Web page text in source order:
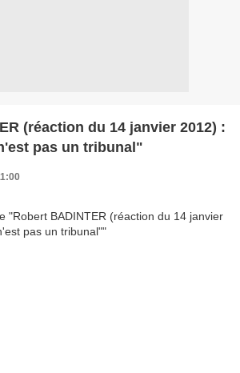
(réaction du 14 janvier 2012) :
pas un tribunal"